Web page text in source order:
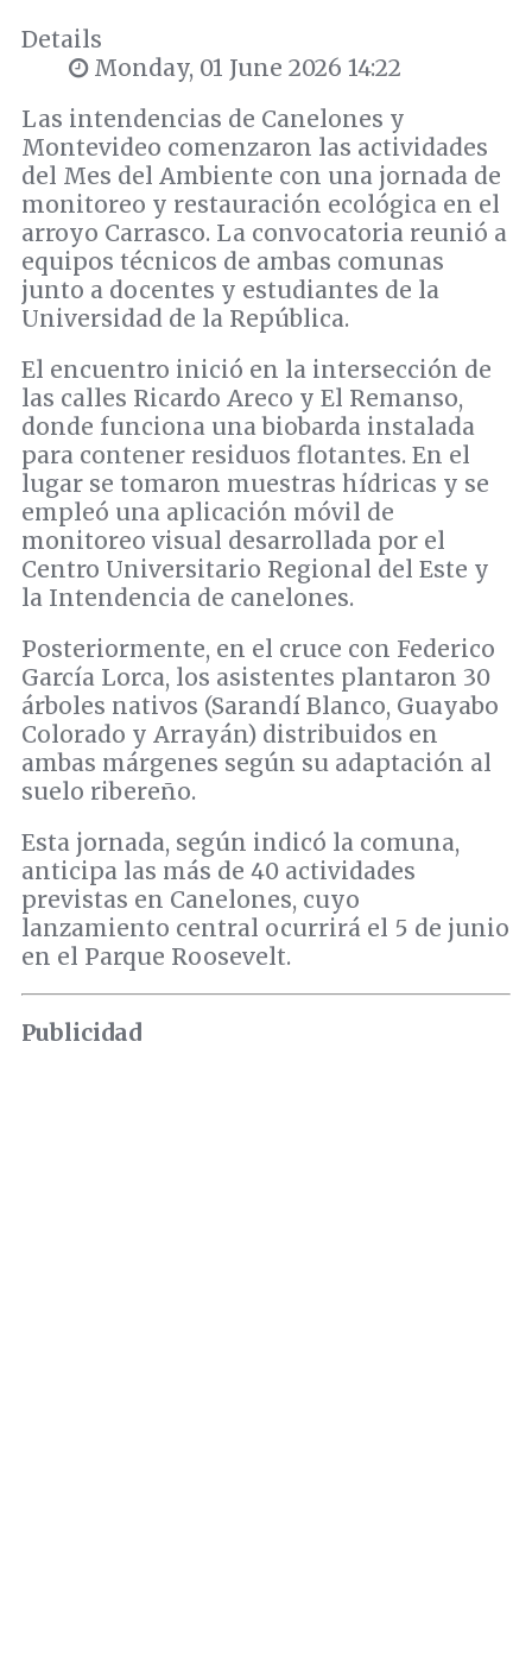
Details
Monday, 01 June 2026 14:22
Las intendencias de Canelones y
Montevideo comenzaron las actividades
del Mes del Ambiente con una jornada de
monitoreo y restauración ecológica en el
arroyo Carrasco. La convocatoria reunió a
equipos técnicos de ambas comunas
junto a docentes y estudiantes de la
Universidad de la República.
El encuentro inició en la intersección de
las calles Ricardo Areco y El Remanso,
donde funciona una biobarda instalada
para contener residuos flotantes. En el
lugar se tomaron muestras hídricas y se
empleó una aplicación móvil de
monitoreo visual desarrollada por el
Centro Universitario Regional del Este y
la Intendencia de canelones.
Posteriormente, en el cruce con Federico
García Lorca, los asistentes plantaron 30
árboles nativos (Sarandí Blanco, Guayabo
Colorado y Arrayán) distribuidos en
ambas márgenes según su adaptación al
suelo ribereño.
Esta jornada, según indicó la comuna,
anticipa las más de 40 actividades
previstas en Canelones, cuyo
lanzamiento central ocurrirá el 5 de junio
en el Parque Roosevelt.
Publicidad